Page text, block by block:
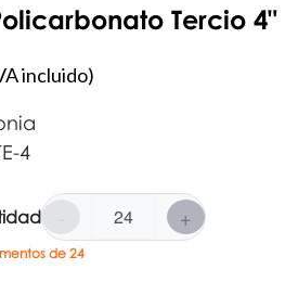
Tercio 4"
incluido)
4
+
de 24